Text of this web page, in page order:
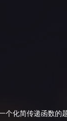
化简传递函数的